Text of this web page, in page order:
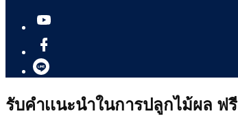
รับคำเเนะนำในการปลูกไม้ผล ฟรี